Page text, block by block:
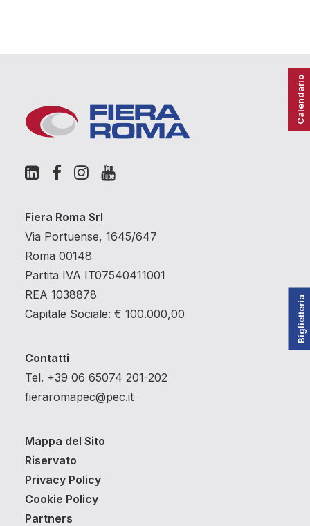
Fiera Roma Srl
Via Portuense, 1645/647
Roma 00148
Partita IVA IT07540411001
REA 1038878
Capitale Sociale: € 100.000,00
Contatti
Tel. +39 06 65074 201-202
fieraromapec@pec.it
Mappa del Sito
Riservato
Privacy Policy
Cookie Policy
Partners
Biglietteria
Calendario